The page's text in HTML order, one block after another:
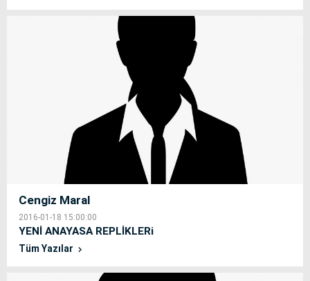
Cengiz Maral
2016-01-18 15:00:00
YENİ ANAYASA REPLİKLERi
Tüm Yazılar